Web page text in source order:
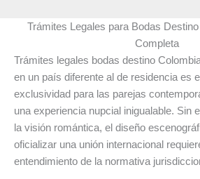
Trámites Legales para Bodas
Completa
Trámites legales bodas destino
en un país diferente al de residencia es
exclusividad para las parejas
una experiencia nupcial inigualable. Sin
la visión romántica, el diseño
oficializar una unión internacional
entendimiento de la normativa